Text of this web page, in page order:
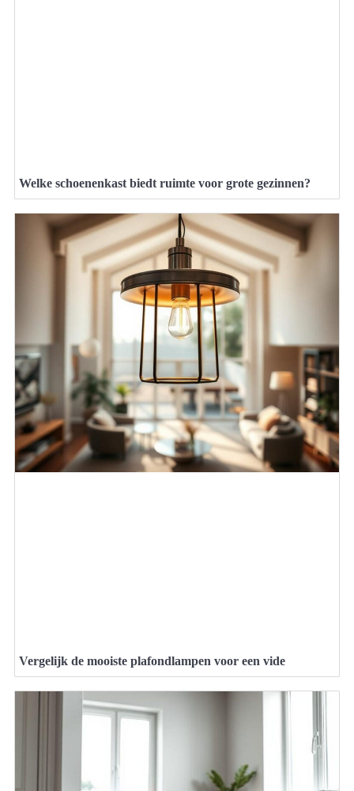
Welke schoenenkast biedt ruimte voor grote gezinnen?
Vergelijk de mooiste plafondlampen voor een vide